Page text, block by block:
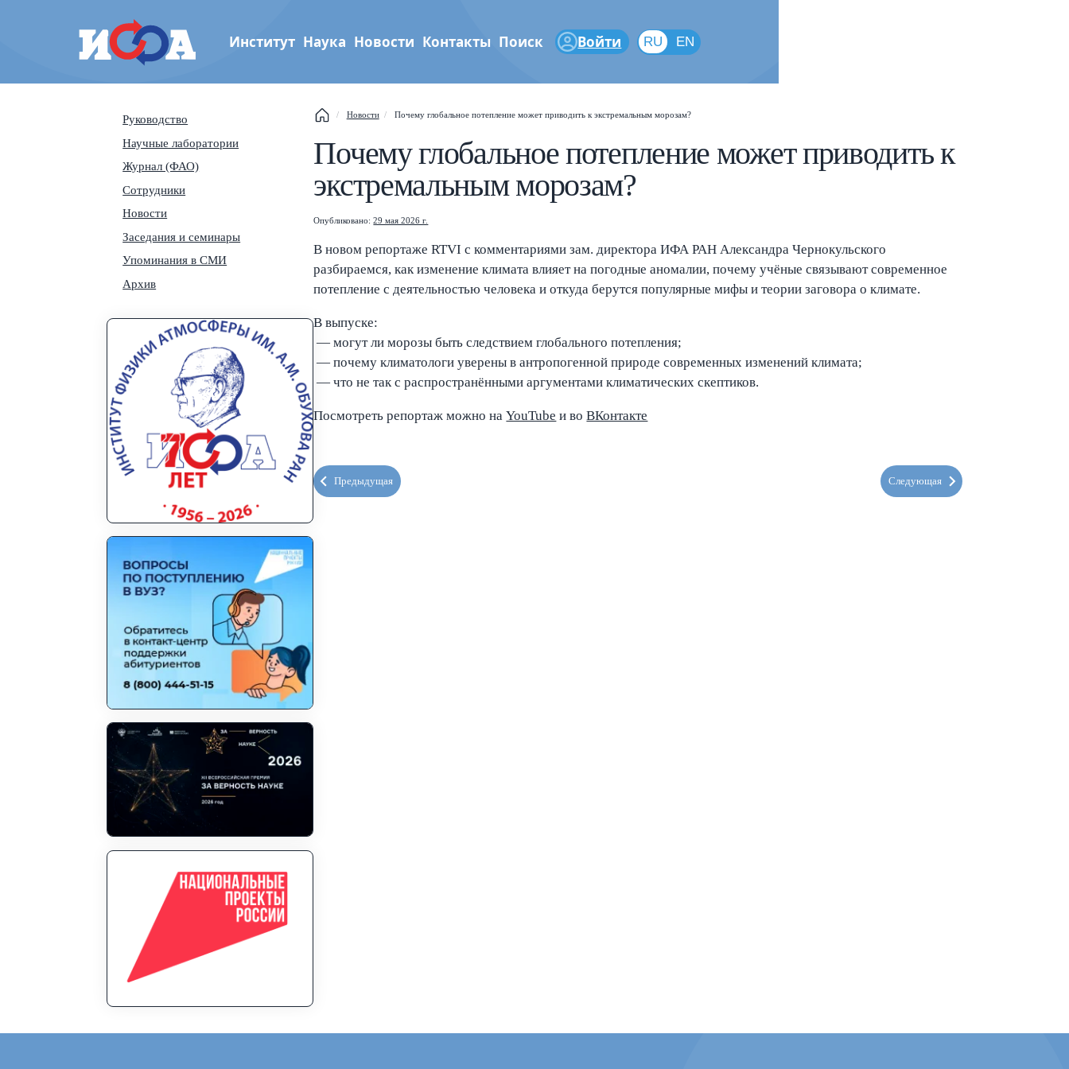
Институт физики атмосферы
Институт Наука Новости Контакты Поиск Войти RU EN
RU
Руководство
Научные лаборатории
Журнал (ФАО)
Сотрудники
Новости
Заседания и семинары
Упоминания в СМИ
Архив
Новости Почему глобальное потепление может приводить к экстремальным морозам?
Почему глобальное потепление может приводить к
экстремальным морозам?
Опубликовано:29 мая 2026 г.
В новом репортаже RTVI с комментариями зам. директора ИФА РАН Александра Чернокульского
разбираемся, как изменение климата влияет на погодные аномалии, почему учёные связывают современное
потепление с деятельностью человека и откуда берутся популярные мифы и теории заговора о климате.
В выпуске:
— могут ли морозы быть следствием глобального потепления;
— почему климатологи уверены в антропогенной природе современных изменений климата;
— что не так с распространёнными аргументами климатических скептиков.
Посмотреть репортаж можно наYouTube и воВКонтакте
Предыдущая Следующая
This help popup Shift + ?
Search popup /
Navigate posts ← →